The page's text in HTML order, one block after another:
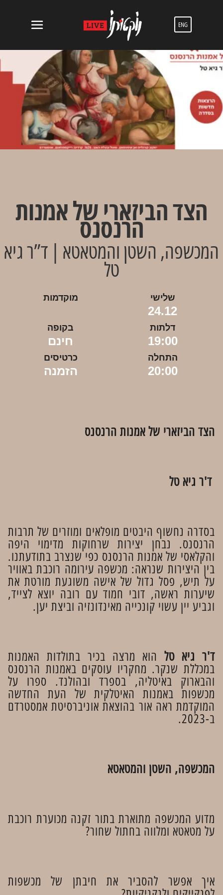
ENG
הצד הביזארי של אמנות
הרנסנס
המכשפה, השטן והמטאטא | ד”ר גיא
טל
שלישי
24.12
מוקדמות
דלתות
19:00
בקופה
חינם
התחלה
20:00
כרטיסים
הזמנה
הצד הביזארי של אמנות הרנסנס
ד'ר גיא טל
בסדרה נחשוף היבטים מופלאים ומוזרים של תרבות
הרנסנס. נבחן יצירות שרחוקות מדימוי היפה
והקלאסי של אמנות הרנסנס כפי שנצרב בתודעתנו.
בין היצירות שנראה: מכשפה עירומה רוכבת באוויר
על תיש, פסל גדול של אישה משוגעת מורטת את
שיערות ראשה, דובי חמוד עם רובה יוצא לצייד,
וגביע יין עשוי קונכייה מאינדונזיה וביצת יען.
ד'ר גיא טל הוא מרצה בכיר בתולדות האמנות
במכללת שנקר. מחקריו עוסקים באמנות הרנסנס
והבארוק באיטליה, בספרד ובהולנד. ספרו על
מכשפות באמנות האיטלקית של העת החדשה
המוקדמת ראה אור בהוצאת אוניברסיטת אמסטרדם
ב-2023.
המכשפה, השטן והמטאטא
מדוע המכשפה מתוארת בתור זקנה מכוערת רוכבת
על מטאטא ומלווה בחתול שחור?
איך אפשר להסביר את חיבתן של מכשפות